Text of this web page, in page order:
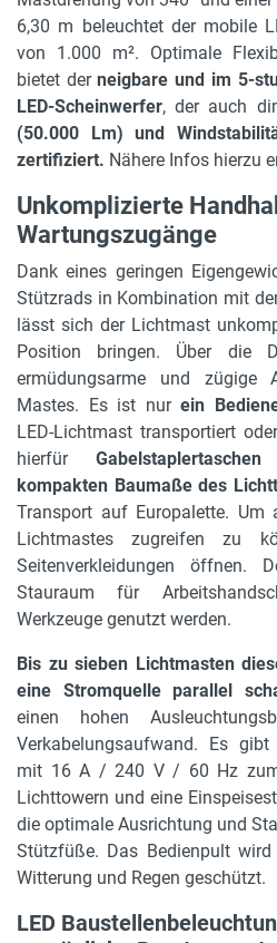
1.23 m
Gerätebreite in m
0.78 m
max. Ausleuchtung
Lampenleistung
400 Watt
max.
80 km/h
Lampentyp
LED (blendfrei)
6,30 m beleuchtet der mobile
von 1.000 m². Optimale
bietet derneigbare und im 5-
LED-Scheinwerfer, der auch
(50.000 Lm) und
zertifiziert. Nähere Infos hierzu
Unkomplizierte
Wartungszugänge
Dank eines geringen
Stützrads in Kombination mit
lässt sich der Lichtmast
Position bringen. Über die
ermüdungsarme und zügige
Mastes. Es ist nur ein
LED-Lichtmast transportiert
hierfür Gabelstaplertaschen
kompakten Baumaße des
Transport auf Europalette. Um
Lichtmastes zugreifen zu
Seitenverkleidungen öffnen.
Stauraum für
Werkzeuge genutzt werden.
Bis zu sieben Lichtmasten
eine Stromquelle parallel
einen hohen
Verkabelungsaufwand. Es
mit 16 A / 240 V / 60 Hz zum
Lichttowern und eine
die optimale Ausrichtung und
Stützfüße. Das Bedienpult
Witterung und Regen geschützt.
LED